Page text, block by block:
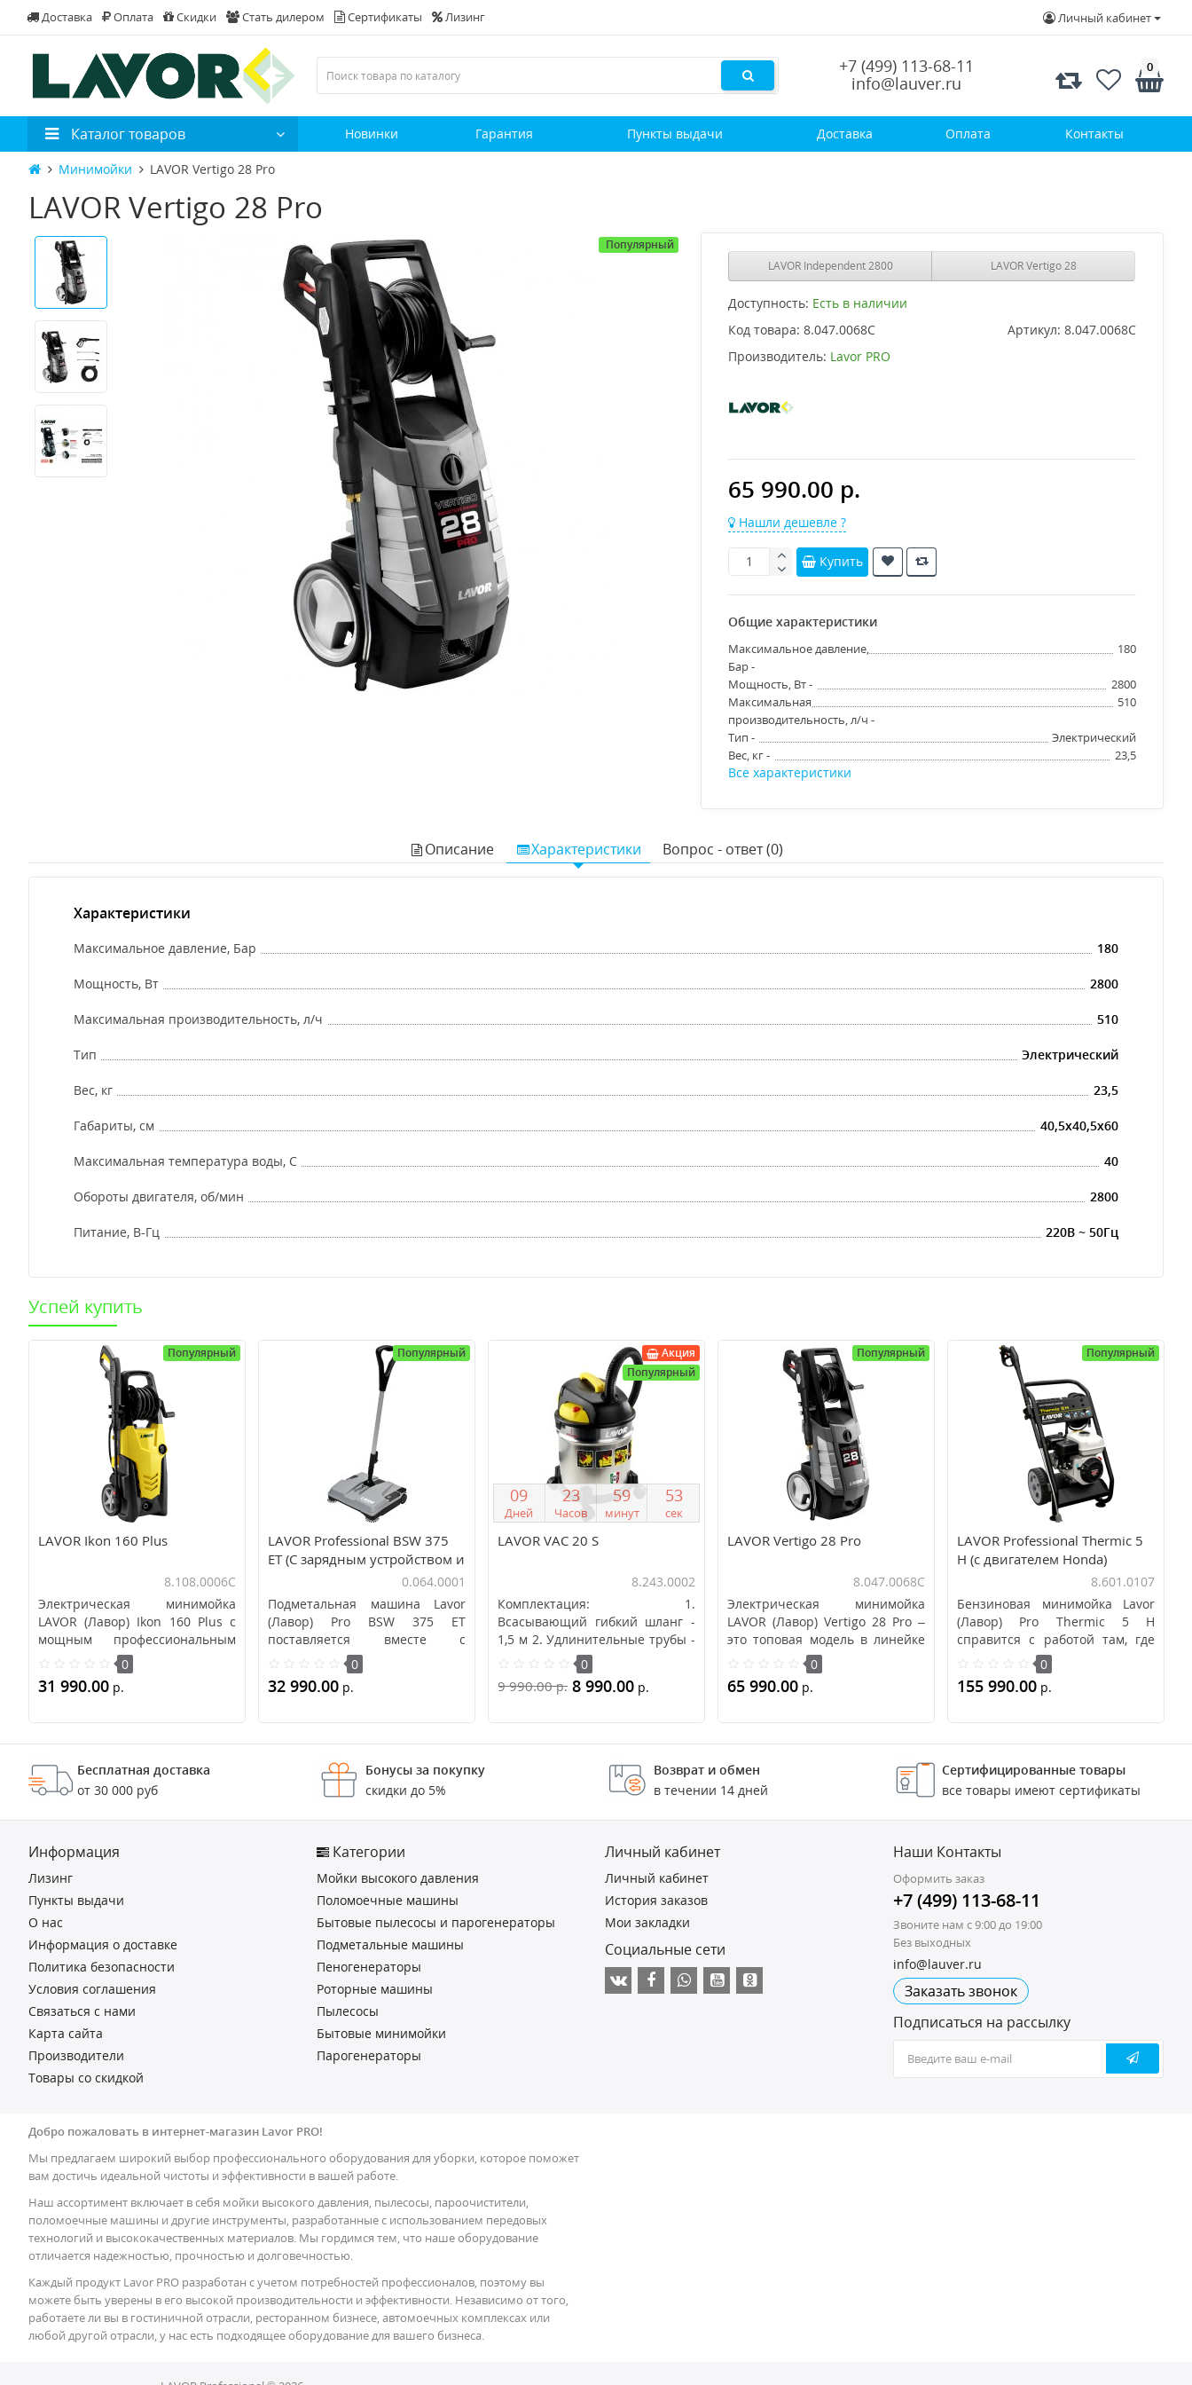
Доставка Оплата Скидки Стать дилером Сертификаты Лизинг Личный кабинет
+7 (499) 113-68-11
info@lauver.ru
0
Каталог товаров Новинки Гарантия Пункты выдачи Доставка Оплата Контакты
Минимойки LAVOR Vertigo 28 Pro
LAVOR Vertigo 28 Pro
Популярный
LAVOR Independent 2800
LAVOR Vertigo 28
Доступность: Есть в наличии
Код товара: 8.047.0068C Артикул: 8.047.0068C
Производитель: Lavor PRO
65 990.00 р.
Нашли дешевле ?
Купить
Общие характеристики
Максимальное давление,
Бар -
180
Мощность, Вт -
2800
Максимальная
производительность, л/ч -
510
Тип -
Электрический
Вес, кг -
23,5
Все характеристики
Описание Характеристики Вопрос - ответ (0)
Характеристики
Максимальное давление, Бар 180
Мощность, Вт 2800
Максимальная производительность, л/ч 510
Тип Электрический
Вес, кг 23,5
Габариты, см 40,5х40,5х60
Максимальная температура воды, С 40
Обороты двигателя, об/мин 2800
Питание, В-Гц 220В ~ 50Гц
Успей купить
Популярный
LAVOR Ikon 160 Plus
8.108.0006C
Электрическая минимойка
LAVOR (Лавор) Ikon 160 Plus с
мощным профессиональным
индукционным дви..
0
31 990.00 р.
Популярный
LAVOR Professional BSW 375
ET (С зарядным устройством и
0.064.0001
Подметальная машина Lavor
(Лавор) Pro BSW 375 ET
поставляется вместе с
аккумулятором и зарядным
0
32 990.00 р.
Акция
Популярный
09
Дней
23
Часов
59
минут
53
сек
LAVOR VAC 20 S
8.243.0002
Комплектация: 1.
Всасывающий гибкий шланг -
1,5 м 2. Удлинительные трубы -
2 шт. х 0,45 м 3. Универ..
0
9 990.00р. 8 990.00 р.
Популярный
LAVOR Vertigo 28 Pro
8.047.0068C
Электрическая минимойка
LAVOR (Лавор) Vertigo 28 Pro –
это топовая модель в линейке
бытовых моек ко..
0
65 990.00 р.
Популярный
LAVOR Professional Thermic 5
H (с двигателем Honda)
8.601.0107
Бензиновая минимойка Lavor
(Лавор) Pro Thermic 5 H
справится с работой там, где
недоступно подключе..
0
155 990.00 р.
Бесплатная доставка
от 30 000 руб
Бонусы за покупку
скидки до 5%
Возврат и обмен
в течении 14 дней
Сертифицированные товары
все товары имеют сертификаты
Информация
Лизинг
Пункты выдачи
О нас
Информация о доставке
Политика безопасности
Условия соглашения
Связаться с нами
Карта сайта
Производители
Товары со скидкой
Категории
Мойки высокого давления
Поломоечные машины
Бытовые пылесосы и парогенераторы
Подметальные машины
Пеногенераторы
Роторные машины
Пылесосы
Бытовые минимойки
Парогенераторы
Личный кабинет
Личный кабинет
История заказов
Мои закладки
Социальные сети
Наши Контакты
Оформить заказ
+7 (499) 113-68-11
Звоните нам с 9:00 до 19:00
Без выходных
info@lauver.ru
Заказать звонок
Подписаться на рассылку
Добро пожаловать в интернет-магазин Lavor PRO!
Мы предлагаем широкий выбор профессионального оборудования для уборки, которое поможет
вам достичь идеальной чистоты и эффективности в вашей работе.
Наш ассортимент включает в себя мойки высокого давления, пылесосы, пароочистители,
поломоечные машины и другие инструменты, разработанные с использованием передовых
технологий и высококачественных материалов. Мы гордимся тем, что наше оборудование
отличается надежностью, прочностью и долговечностью.
Каждый продукт Lavor PRO разработан с учетом потребностей профессионалов, поэтому вы
можете быть уверены в его высокой производительности и эффективности. Независимо от того,
работаете ли вы в гостиничной отрасли, ресторанном бизнесе, автомоечных комплексах или
любой другой отрасли, у нас есть подходящее оборудование для вашего бизнеса.